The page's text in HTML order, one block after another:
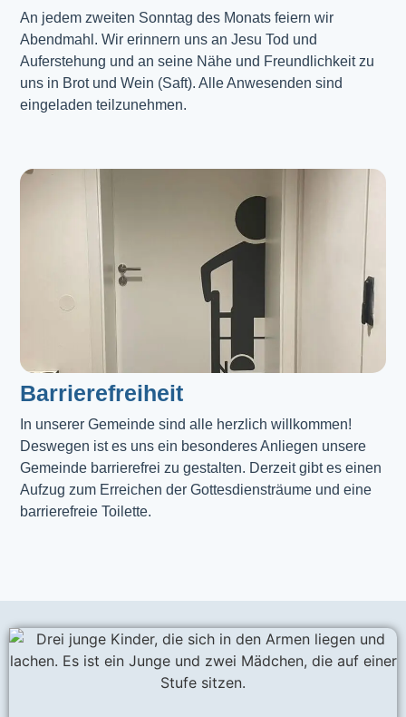
An jedem zweiten Sonntag des Monats feiern wir
Abendmahl. Wir erinnern uns an Jesu Tod und
Auferstehung und an seine Nähe und Freundlichkeit zu
uns in Brot und Wein (Saft). Alle Anwesenden sind
eingeladen teilzunehmen.
Barrierefreiheit
In unserer Gemeinde sind alle herzlich willkommen!
Deswegen ist es uns ein besonderes Anliegen unsere
Gemeinde barrierefrei zu gestalten. Derzeit gibt es einen
Aufzug zum Erreichen der Gottesdiensträume und eine
barrierefreie Toilette.